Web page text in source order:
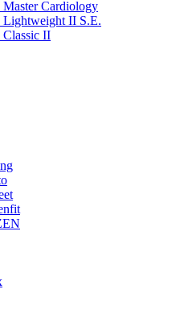
Master Cardiology
Lightweight II S.E.
Classic II